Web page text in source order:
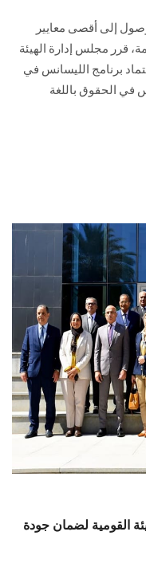
إلى أقصى معايير
قرر مجلس إدارة الهيئة
برنامج الليسانس في
في الحقوق باللغة
القومية لضمان جودة